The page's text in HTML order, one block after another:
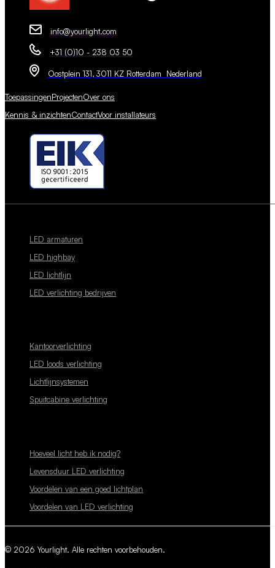
info@yourlight.com
+31 (0)10 - 238 03 50
Oostplein 131, 3011 KZ Rotterdam Nederland
ToepassingenProjectenOver ons
Kennis & inzichtenContactVoor installateurs
LED armaturen
LED highbay
LED lichtlijn
LED verlichting bedrijven
Kantoorverlichting
LED loods verlichting
Lichtlijnsystemen
Spuitcabine verlichting
Hoeveel licht heb ik nodig?
Levensduur LED verlichting
Voordelen van een goed lichtplan
Voordelen van LED verlichting
© 2026 Yourlight. Alle rechten voorbehouden.